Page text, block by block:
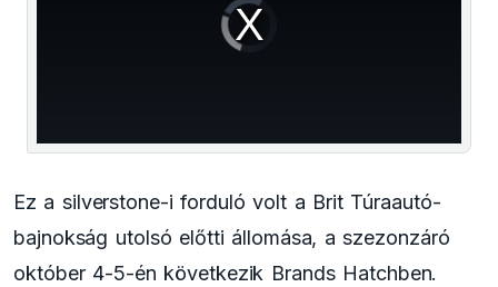
Video
Player
is
loading.
Ez a silverstone-i forduló volt a Brit Túraautó-
bajnokság utolsó előtti állomása, a szezonzáró
október 4-5-én következik Brands Hatchben.